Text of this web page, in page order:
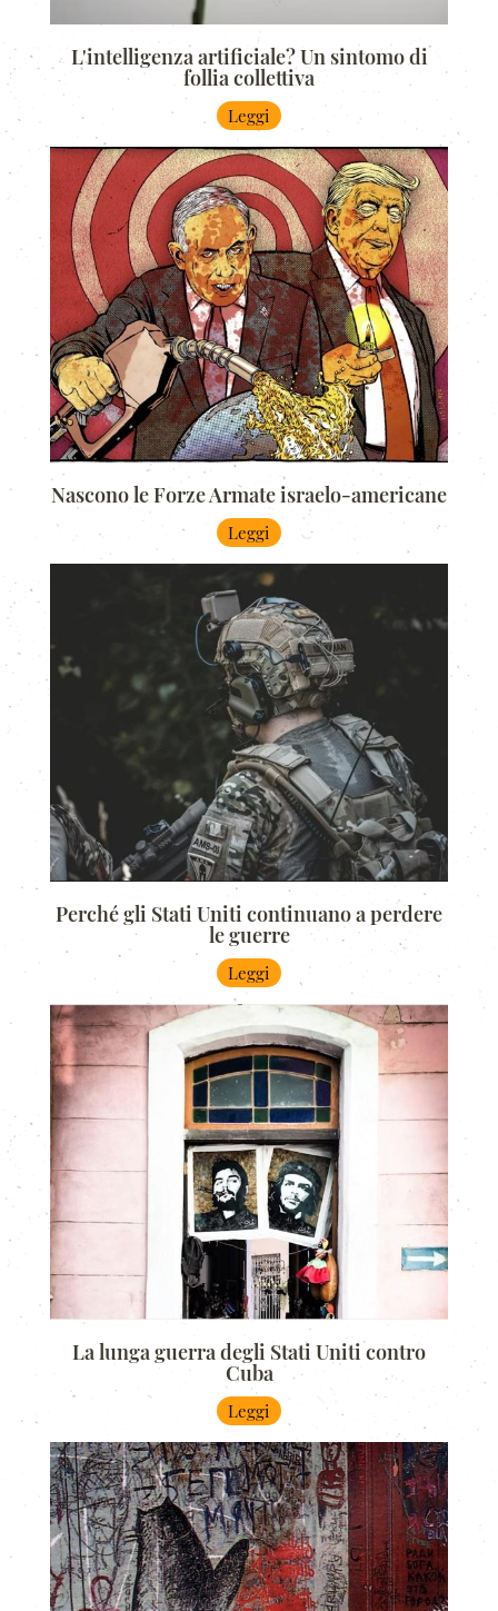
L'intelligenza artificiale? Un sintomo di
follia collettiva
Leggi
Nascono le Forze Armate israelo-americane
Leggi
Perché gli Stati Uniti continuano a perdere
le guerre
Leggi
La lunga guerra degli Stati Uniti contro
Cuba
Leggi